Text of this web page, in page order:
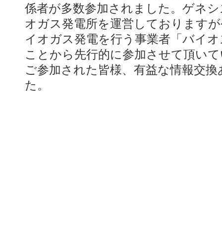
係者が多数参加されました。ゲネ
オガス発電所を運営しております
イオガス発電を行う事業者「バイ
ことから先行的に参加させて頂い
ご参加された皆様、有益な情報交
た。